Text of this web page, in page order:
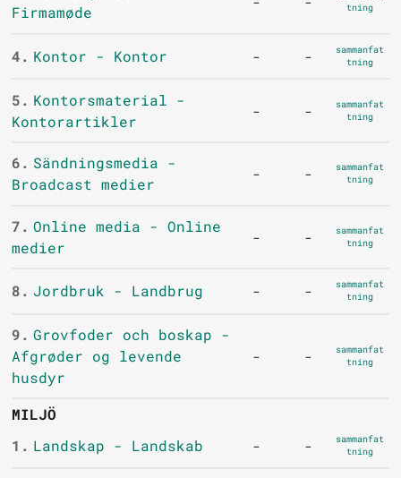
Firmamøde
tning
4. Kontor - Kontor - -
sammanfat
tning
5. Kontorsmaterial -
Kontorartikler
- -
sammanfat
tning
6. Sändningsmedia -
Broadcast medier
- -
sammanfat
tning
7. Online media - Online
medier
- -
sammanfat
tning
8. Jordbruk - Landbrug - -
sammanfat
tning
9. Grovfoder och boskap -
Afgrøder og levende
husdyr
- -
sammanfat
tning
MILJÖ
1. Landskap - Landskab - -
sammanfat
tning